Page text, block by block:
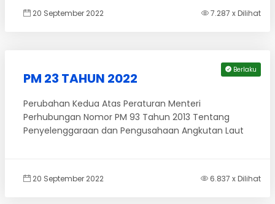
20 September 2022 7.287 x Dilihat
Berlaku
PM 23 TAHUN 2022
Perubahan Kedua Atas Peraturan Menteri
Perhubungan Nomor PM 93 Tahun 2013 Tentang
Penyelenggaraan dan Pengusahaan Angkutan Laut
20 September 2022 6.837 x Dilihat